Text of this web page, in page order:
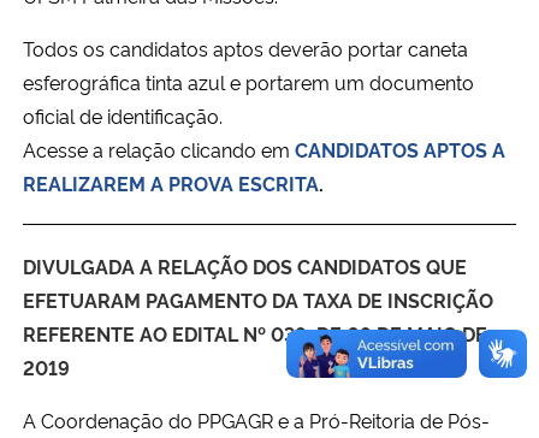
Todos os candidatos aptos deverão portar caneta
esferográfica tinta azul e portarem um documento
oficial de identificação.
Acesse a relação clicando em CANDIDATOS APTOS A
REALIZAREM A PROVA ESCRITA.
DIVULGADA A RELAÇÃO DOS CANDIDATOS QUE
EFETUARAM PAGAMENTO DA TAXA DE INSCRIÇÃO
REFERENTE AO EDITAL Nº 038, DE 08 DE MAIO DE
2019
A Coordenação do PPGAGR e a Pró-Reitoria de Pós-